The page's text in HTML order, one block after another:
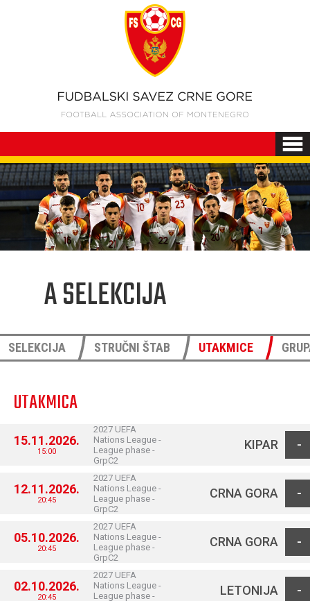
A SELEKCIJA
SELEKCIJA STRUČNI ŠTAB UTAKMICE
UTAKMICA
15.11.2026.
15:00
2027 UEFA
Nations League -
League phase -
GrpC2
KIPAR -
12.11.2026.
20:45
2027 UEFA
Nations League -
League phase -
GrpC2
CRNA GORA -
05.10.2026.
20:45
2027 UEFA
Nations League -
League phase -
GrpC2
CRNA GORA -
02.10.2026.
20:45
2027 UEFA
Nations League -
League phase -
LETONIJA -